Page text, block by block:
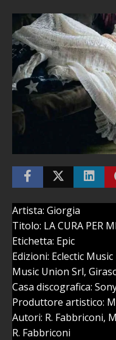
Artista: Giorgia
Titolo: LA CURA PER
Etichetta: Epic
Edizioni: Eclectic
Music Union Srl,
Casa discografica:
Produttore artistico:
Autori: R. Fabbriconi,
R. Fabbriconi